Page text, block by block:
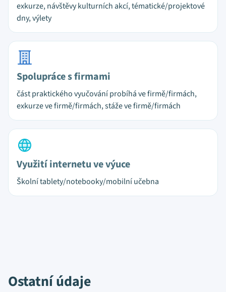
exkurze, návštěvy kulturních akcí, tématické/projektové
dny, výlety
Spolupráce s firmami
část praktického vyučování probíhá ve firmě/firmách,
exkurze ve firmě/firmách, stáže ve firmě/firmách
Využití internetu ve výuce
Školní tablety/notebooky/mobilní učebna
Ostatní údaje